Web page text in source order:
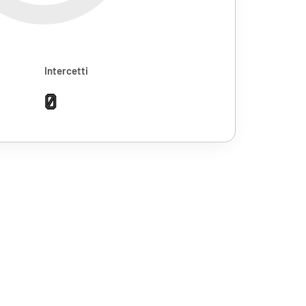
Intercetti
0